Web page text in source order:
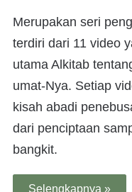
Merupakan seri
terdiri dari 11 video
utama Alkitab
umat-Nya. Setiap
kisah abadi
dari penciptaan
bangkit.
Selengkapnya »